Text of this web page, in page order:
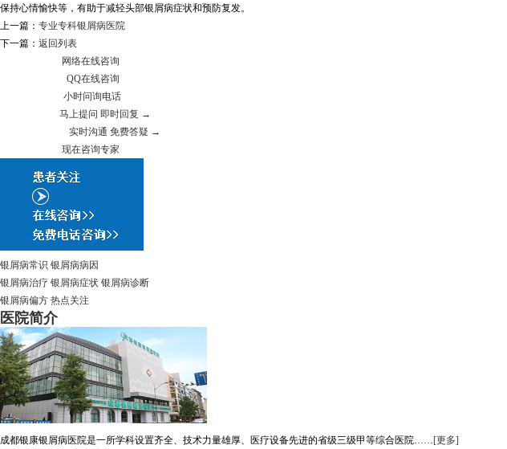
保持心情愉快等，有助于减轻头部银屑病症状和预防复发。
上一篇： 专业专科银屑病医院
下一篇： 返回列表
网络在线咨询
QQ在线咨询
小时问询电话
马上提问 即时回复 →
实时沟通 免费答疑 →
现在咨询专家
银屑病常识 银屑病病因
银屑病治疗 银屑病症状 银屑病诊断
银屑病偏方 热点关注
医院简介
成都银康银屑病医院是一所学科设置齐全、技术力量雄厚、医疗设备先进的省级三级甲等综合医院……[更多]